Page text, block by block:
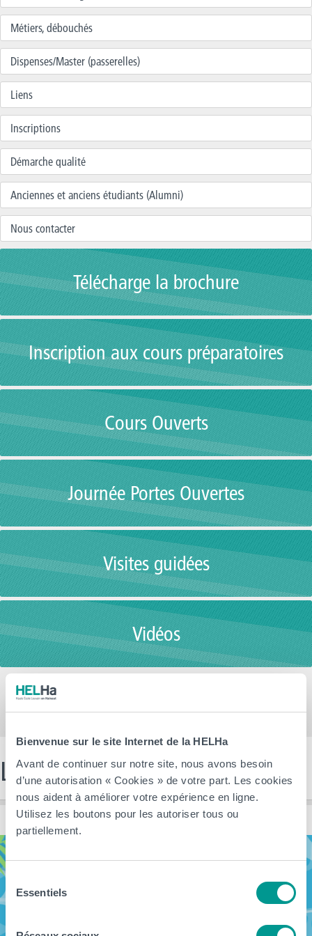
Bienvenue sur le site Internet de la HELHa
Avant de continuer sur notre site, nous avons besoin
d’une autorisation « Cookies » de votre part. Les cookies
nous aident à améliorer votre expérience en ligne.
Utilisez les boutons pour les autoriser tous ou
partiellement.
Sélection
du Essentiels
Métiers, débouchés
Dispenses/Master (passerelles)
Liens
Inscriptions
Démarche qualité
Anciennes et anciens étudiants (Alumni)
Nous contacter
Télécharge la brochure
Inscription aux cours préparatoires
Cours Ouverts
Journée Portes Ouvertes
Visites guidées
Vidéos
Les dernières news